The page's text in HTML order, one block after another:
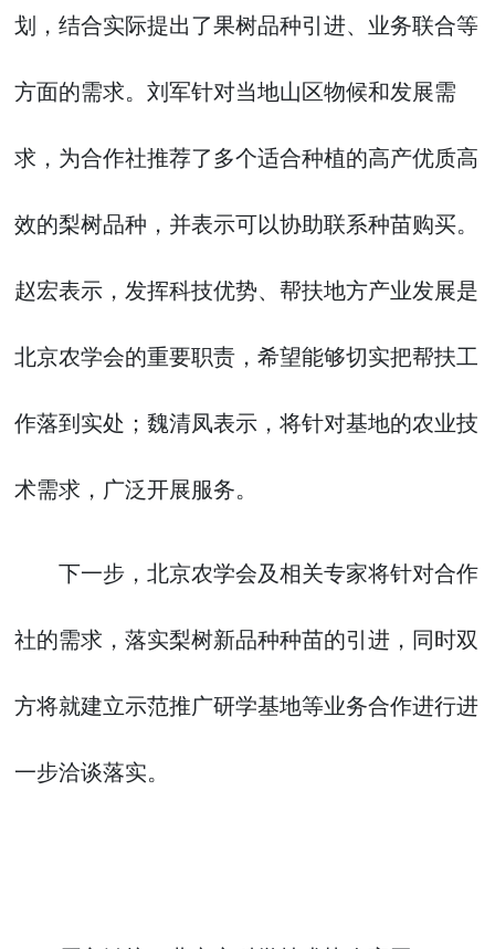
划，结合实际提出了果树品种引进、业务联合等
方面的需求。刘军针对当地山区物候和发展需
求，为合作社推荐了多个适合种植的高产优质高
效的梨树品种，并表示可以协助联系种苗购买。
赵宏表示，发挥科技优势、帮扶地方产业发展是
北京农学会的重要职责，希望能够切实把帮扶工
作落到实处；魏清凤表示，将针对基地的农业技
术需求，广泛开展服务。
下一步，北京农学会及相关专家将针对合作
社的需求，落实梨树新品种种苗的引进，同时双
方将就建立示范推广研学基地等业务合作进行进
一步洽谈落实。